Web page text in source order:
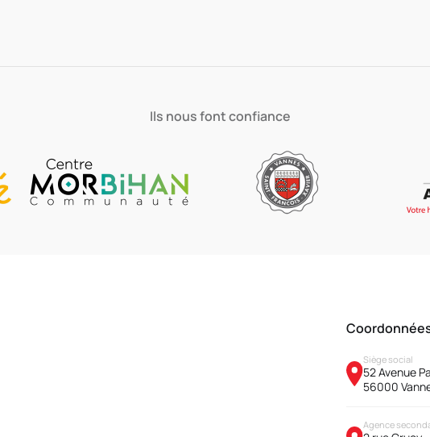
Ils nous font confiance
Siège social
52 Avenue
56000
Agence